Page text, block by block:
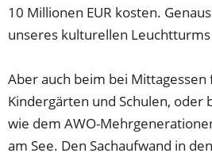
10 Millionen EUR kosten.
unseres kulturellen
Aber auch beim bei Mittagessen
Kindergärten und Schulen, oder
wie dem AWO-
am See. Den Sachaufwand in